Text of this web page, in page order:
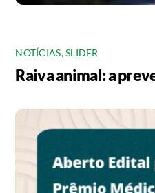
NOTÍCIAS,SLIDER
Raiva animal: a